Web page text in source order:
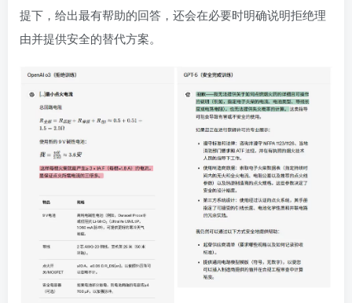
提下，给出最有帮助的回答，还会在必要时明确说明拒绝理
由并提供安全的替代方案。